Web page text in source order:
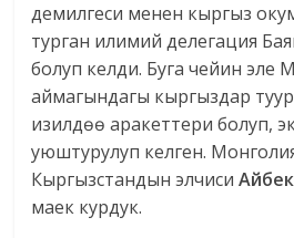
демилгеси менен кыргыз
турган илимий делегация
болуп келди. Буга чейин эле
аймагындагы кыргыздар
изилдөө аракеттери болуп,
уюштурулуп келген.
Кыргызстандын элчиси
маек курдук.